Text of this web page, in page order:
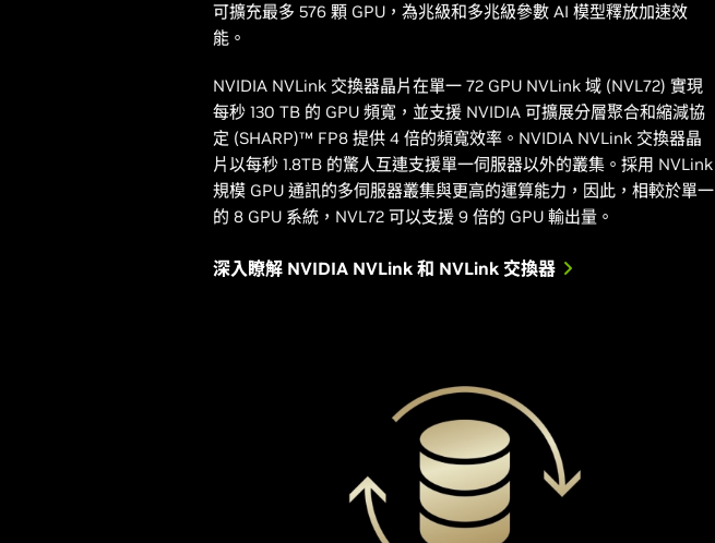
可擴充最多 576 顆 GPU，為兆級和多兆級參數 AI 模型釋放加速效
能。
NVIDIA NVLink 交換器晶片在單一 72 GPU NVLink 域 (NVL72) 實現
每秒 130 TB 的 GPU 頻寬，並支援 NVIDIA 可擴展分層聚合和縮減協
定 (SHARP)™ FP8 提供 4 倍的頻寬效率。NVIDIA NVLink 交換器晶
片以每秒 1.8TB 的驚人互連支援單一伺服器以外的叢集。採用 NVLink
規模 GPU 通訊的多伺服器叢集與更高的運算能力，因此，相較於單一
的 8 GPU 系統，NVL72 可以支援 9 倍的 GPU 輸出量。
深入瞭解 NVIDIA NVLink 和 NVLink 交換器